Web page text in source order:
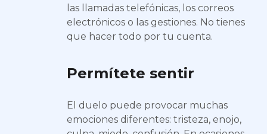
las llamadas telefónicas, los correos
electrónicos o las gestiones. No tienes
que hacer todo por tu cuenta.
Permítete sentir
El duelo puede provocar muchas
emociones diferentes: tristeza, enojo,